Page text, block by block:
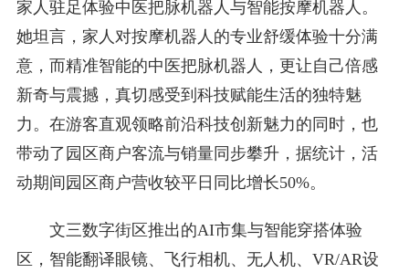
家人驻足体验中医把脉机器人与智能按摩机器人。
她坦言，家人对按摩机器人的专业舒缓体验十分满
意，而精准智能的中医把脉机器人，更让自己倍感
新奇与震撼，真切感受到科技赋能生活的独特魅
力。在游客直观领略前沿科技创新魅力的同时，也
带动了园区商户客流与销量同步攀升，据统计，活
动期间园区商户营收较平日同比增长50%。
文三数字街区推出的AI市集与智能穿搭体验
区，智能翻译眼镜、飞行相机、无人机、VR/AR设